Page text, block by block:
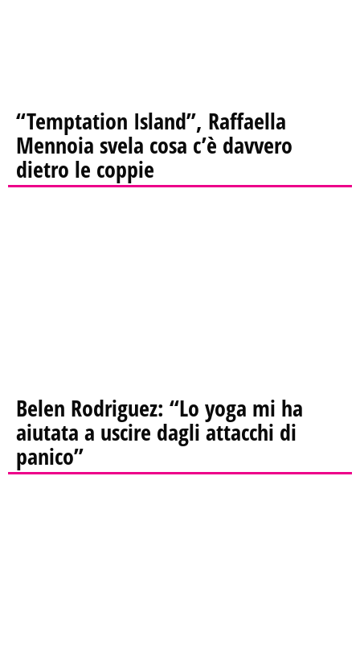
“Temptation Island”, Raffaella
Mennoia svela cosa c’è davvero
dietro le coppie
Belen Rodriguez: “Lo yoga mi ha
aiutata a uscire dagli attacchi di
panico”